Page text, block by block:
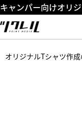
キャンパー向けオリ
オリジナルTシャツ作